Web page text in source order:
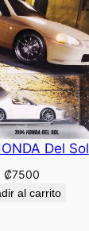
Del Sol
₡7500
al carrito